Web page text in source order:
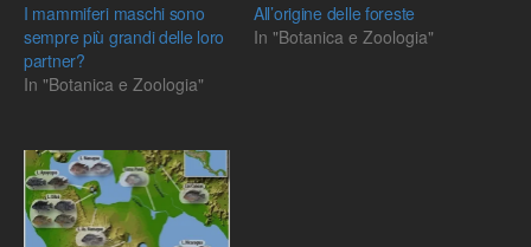
I mammiferi maschi sono
sempre più grandi delle loro
partner?
In "Botanica e Zoologia"
All’origine delle foreste
In "Botanica e Zoologia"